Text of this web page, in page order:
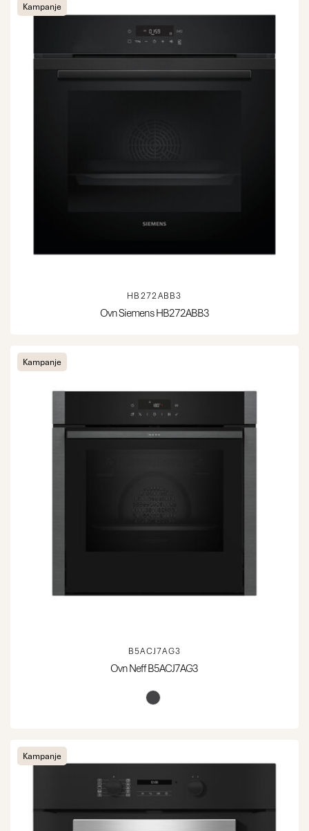
Kampanje
HB272ABB3
Ovn Siemens HB272ABB3
Kampanje
B5ACJ7AG3
Ovn Neff B5ACJ7AG3
Kampanje